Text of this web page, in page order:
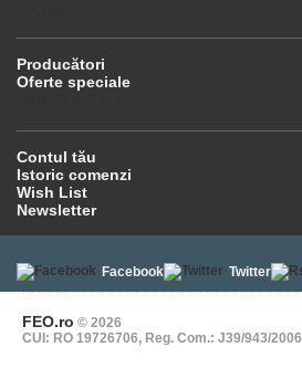
Producători
Oferte speciale
Contul tău
Istoric comenzi
Wish List
Newsletter
Facebook Twitter
FEO.ro © 2026
CUI: RO 19726706, Reg. Com.: J39/943/2006